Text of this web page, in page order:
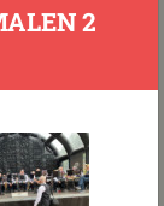
2